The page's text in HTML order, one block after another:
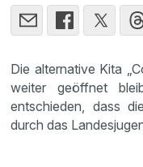
Die alternative Kita
weiter geöffnet
entschieden, dass
durch das